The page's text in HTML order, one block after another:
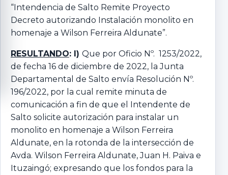
“Intendencia de Salto Remite Proyecto
Decreto autorizando Instalación monolito en
homenaje a Wilson Ferreira Aldunate”.
RESULTANDO: I) Que por Oficio Nº. 1253/2022,
de fecha 16 de diciembre de 2022, la Junta
Departamental de Salto envía Resolución Nº.
196/2022, por la cual remite minuta de
comunicación a fin de que el Intendente de
Salto solicite autorización para instalar un
monolito en homenaje a Wilson Ferreira
Aldunate, en la rotonda de la intersección de
Avda. Wilson Ferreira Aldunate, Juan H. Paiva e
Ituzaingó; expresando que los fondos para la